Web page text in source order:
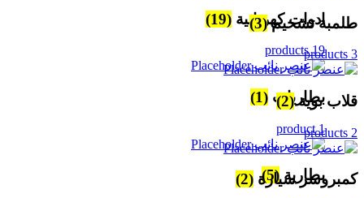
ادوات كهربائية (19)
19 products
بطاريات (1)
1 product
بطارية(5)
طلمبة تشحيم(3)
3 products
قلاب بوية(2)
2 products
كمبروسر سيارة (2)